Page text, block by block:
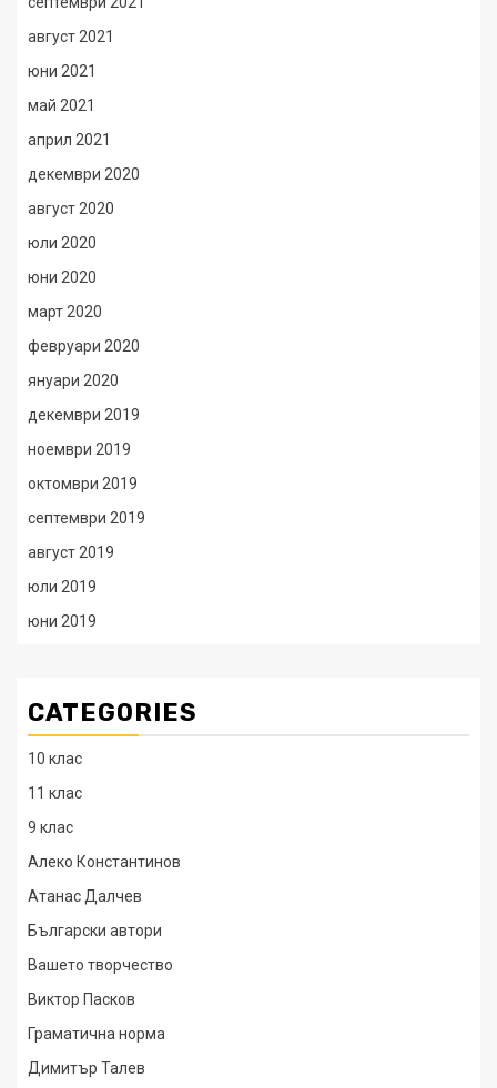
август 2021
юни 2021
май 2021
април 2021
декември 2020
август 2020
юли 2020
юни 2020
март 2020
февруари 2020
януари 2020
декември 2019
ноември 2019
октомври 2019
септември 2019
август 2019
юли 2019
юни 2019
CATEGORIES
10 клас
11 клас
9 клас
Алеко Константинов
Атанас Далчев
Български автори
Вашето творчество
Виктор Пасков
Граматична норма
Димитър Талев